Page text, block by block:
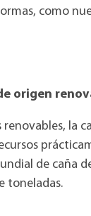
como
origen
la
de caña
toneladas.